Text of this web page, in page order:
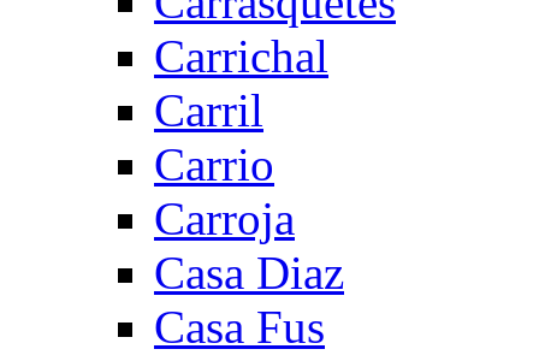
Carrichal
Carril
Carrio
Carroja
Casa Diaz
Casa Fus